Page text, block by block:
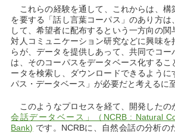
これらの経験を通して、これからは、構
を要する「話し言葉コーパス」のあり方は
して、希望者に配布するという一方向の関
対人コミュニケーション研究などに興味を
らが、データを提供しあって、共同でコー
は、そのコーパスをデータベース化するこ
ータを検索し、ダウンロードできるように
パス・データベース」が必要だと考えるに
このようなプロセスを経て、開発したの
会話データベース」（NCRB : Natural
Bank) です。NCRBに、自然会話の分析の